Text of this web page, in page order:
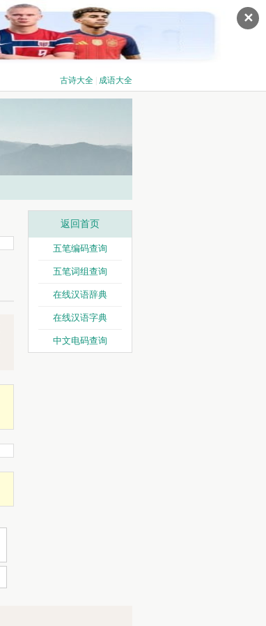
✕
古诗大全 成语大全
返回首页
五笔编码查询
五笔词组查询
在线汉语辞典
在线汉语字典
中文电码查询